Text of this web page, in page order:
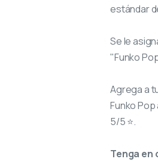
estándar
Se le
"Funko
Agrega a
Funko
5/5 ⭐.
Tenga en